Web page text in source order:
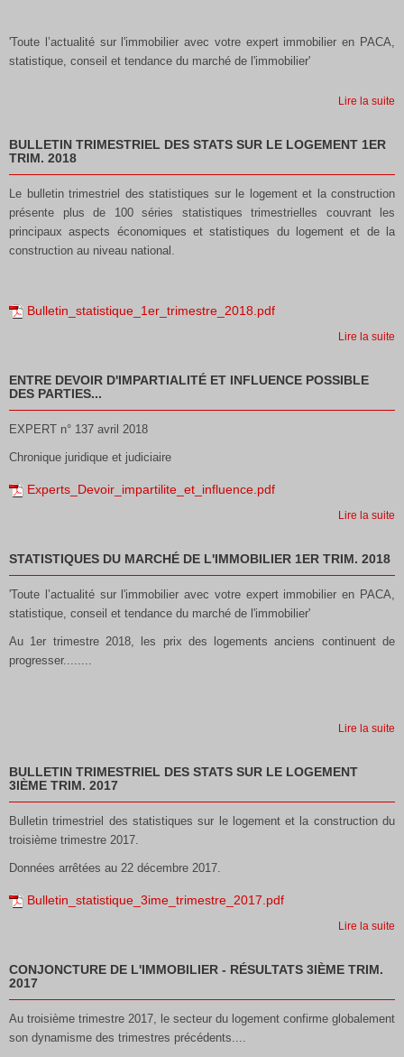
'Toute l’actualité sur l'immobilier avec votre expert immobilier en PACA,
statistique, conseil et tendance du marché de l'immobilier'
Lire la suite
BULLETIN TRIMESTRIEL DES STATS SUR LE LOGEMENT 1ER
TRIM. 2018
Le bulletin trimestriel des statistiques sur le logement et la construction
présente plus de 100 séries statistiques trimestrielles couvrant les
principaux aspects économiques et statistiques du logement et de la
construction au niveau national.
Bulletin_statistique_1er_trimestre_2018.pdf
Lire la suite
ENTRE DEVOIR D'IMPARTIALITÉ ET INFLUENCE POSSIBLE
DES PARTIES...
EXPERT n° 137 avril 2018
Chronique juridique et judiciaire
Experts_Devoir_impartilite_et_influence.pdf
Lire la suite
STATISTIQUES DU MARCHÉ DE L'IMMOBILIER 1ER TRIM. 2018
'Toute l’actualité sur l'immobilier avec votre expert immobilier en PACA,
statistique, conseil et tendance du marché de l'immobilier'
Au 1er trimestre 2018, les prix des logements anciens continuent de
progresser........
Lire la suite
BULLETIN TRIMESTRIEL DES STATS SUR LE LOGEMENT
3IÈME TRIM. 2017
Bulletin trimestriel des statistiques sur le logement et la construction du
troisième trimestre 2017.
Données arrêtées au 22 décembre 2017.
Bulletin_statistique_3ime_trimestre_2017.pdf
Lire la suite
CONJONCTURE DE L'IMMOBILIER - RÉSULTATS 3IÈME TRIM.
2017
Au troisième trimestre 2017, le secteur du logement confirme globalement
son dynamisme des trimestres précédents....